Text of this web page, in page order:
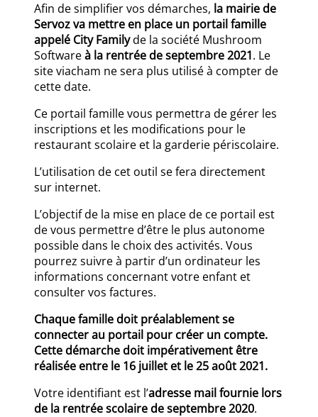
Afin de simplifier vos démarches, la mairie de
Servoz va mettre en place un portail famille
appelé City Familyde la société Mushroom
Softwareà la rentrée de septembre 2021. Le
site viacham ne sera plus utilisé à compter de
cette date.
Ce portail famille vous permettra de gérer les
inscriptions et les modifications pour le
restaurant scolaire et la garderie périscolaire.
L’utilisation de cet outil se fera directement
sur internet.
L’objectif de la mise en place de ce portail est
de vous permettre d’être le plus autonome
possible dans le choix des activités. Vous
pourrez suivre à partir d’un ordinateur les
informations concernant votre enfant et
consulter vos factures.
Chaque famille doit préalablement se
connecter au portail pour créer un compte.
Cette démarche doit impérativement être
réalisée entre le 16 juillet et le 25 août 2021.
Votre identifiant est l’adresse mail fournie lors
de la rentrée scolaire de septembre 2020.